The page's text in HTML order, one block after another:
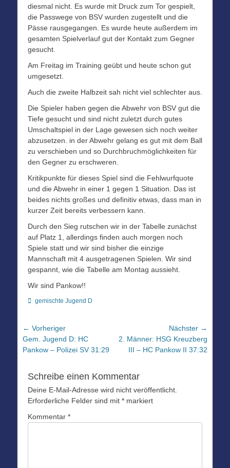
diesmal nicht. Es wurde mit Druck zum Tor gespielt,
die Passwege von BSV wurden zugestellt und die
Pässe rausgegangen. Es wurde heute außerdem im
gesamten Spielverlauf gut der Kontakt zum Gegner
gesucht.
Am Freitag im Training geübt und heute schon gut
umgesetzt.
Auch die zweite Halbzeit sah nicht viel schlechter aus.
Die Spieler haben gegen die Abwehr von BSV gut die
Tiefe gesucht und sind nicht zuletzt durch gutes
Umschaltspiel in der Lage gewesen sich noch weiter
abzusetzen. in der Abwehr gelang es gut mit dem Ball
zu verschieben und so Durchbruchmöglichkeiten für
den Gegner zu erschweren.
Kritikpunkte für dieses Spiel sind die Fehlwurfquote
und die Abwehr in einer 1 gegen 1 Situation. Das ist
beides nichts großes und definitiv etwas, dass man in
kurzer Zeit bereits verbessern kann.
Durch den Sieg rutschen wir in der Tabelle zunächst
auf Platz 1, allerdings finden auch morgen noch
Spiele statt und wir sind bisher die einzige
Mannschaft mit 4 ausgetragenen Spielen. Wir sind
gespannt, wie die Tabelle am Montag aussieht.
Wir sind Pankow!!
Kategorien
gemischte Jugend D
Beitragsnavigation
← Vorheriger
Vorheriger
Beitrag:
Gem. Jugend D: HC
Pankow – Polizei SV 31:29
Nächster →
Nächster
Beitrag:
2. Männer: HSG Kreuzberg
III – HC Pankow II 37:32
Schreibe einen Kommentar
Deine E-Mail-Adresse wird nicht veröffentlicht.
Erforderliche Felder sind mit * markiert
Kommentar *